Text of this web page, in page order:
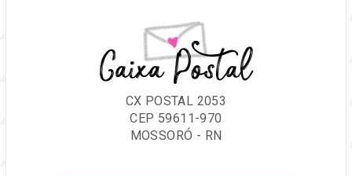
Caixa Postal
CX POSTAL 2053
CEP 59611-970
MOSSORÓ - RN